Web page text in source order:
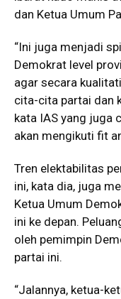
dan Ketua Umum
“Ini juga menjadi
Demokrat level
agar secara
cita-cita partai dan
kata IAS yang juga
akan mengikuti fit
Tren elektabilitas
ini, kata dia, juga
Ketua Umum
ini ke depan.
oleh pemimpin
partai ini.
“Jalannya, ketua-